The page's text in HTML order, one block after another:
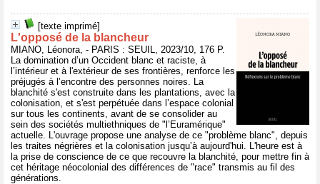
[texte imprimé]
L'opposé de la blancheur
MIANO, Léonora, - PARIS : SEUIL, 2023/10, 176 P.
La domination d’un Occident blanc et raciste, à
l’intérieur et à l'extérieur de ses frontières, renforce les
préjugés à l’encontre des personnes noires. La
blanchité s'est construite dans les plantations, avec la
colonisation, et s'est perpétuée dans l’espace colonial
sur tous les continents, avant de se consolider au
sein des sociétés multiethniques de "l’Euramérique"
actuelle. L'ouvrage propose une analyse de ce "problème blanc", depuis
les traites négrières et la colonisation jusqu’à aujourd'hui. L'heure est à
la prise de conscience de ce que recouvre la blanchité, pour mettre fin à
cet héritage néocolonial des différences de "race" transmis au fil des
générations.